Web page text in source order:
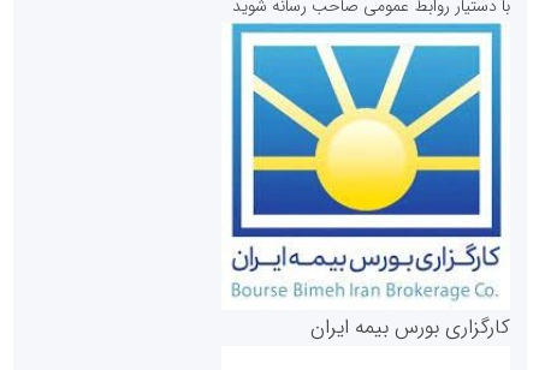
روابط عمومی خبرگزاری گزارش خبر
با دستیار روابط عمومی صاحب رسانه شوید
کارگزاری بورس بیمه ایران